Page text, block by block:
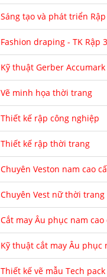
Sáng tạo và phát triển Rập
Fashion draping - TK Rập
Kỹ thuật Gerber Accumark
Vẽ minh họa thời trang
Thiết kế rập công nghiệp
Thiết kế rập thời trang
Chuyên Veston nam cao
Chuyên Vest nữ thời trang
Cắt may Âu phục nam cao
Kỹ thuật cắt may Âu phục
Thiết kế vẽ mẫu Tech pack